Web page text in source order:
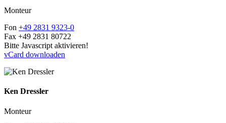
Monteur
Fon +49 2831 9323-0
Fax +49 2831 80722
Bitte Javascript aktivieren!
vCard downloaden
Ken Dressler
Monteur